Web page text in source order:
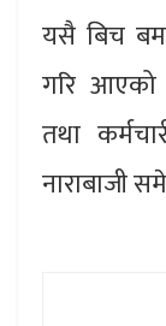
यसै बिच बम
गरि आएको
तथा
नाराबाजी